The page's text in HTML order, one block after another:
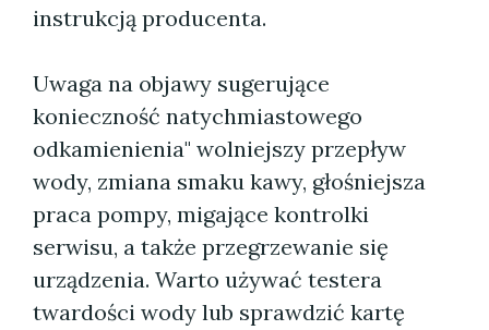
instrukcją producenta.
Uwaga na objawy sugerujące
konieczność natychmiastowego
odkamienienia" wolniejszy przepływ
wody, zmiana smaku kawy, głośniejsza
praca pompy, migające kontrolki
serwisu, a także przegrzewanie się
urządzenia. Warto używać testera
twardości wody lub sprawdzić kartę